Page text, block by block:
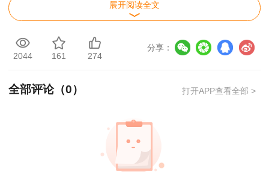
定条件时，依据合同约定进行调整;工程量清单项
目及工程量依据承包人实际完成且应予计量的工程
量确定。
以上就是2019年广西二级造价工程师试题计
量与计价《土建工程》试题及答案解析的相关内
容，更多考试信息请关注本二级造价师历年试题频
展开阅读全文
2044 161 274
分享：
全部评论（0） 打开APP查看全部 >